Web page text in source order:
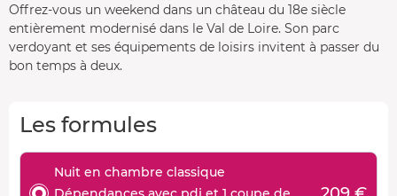
Offrez-vous un weekend dans un château du 18e siècle
entièrement modernisé dans le Val de Loire. Son parc
verdoyant et ses équipements de loisirs invitent à passer du
bon temps à deux.
Les formules
Nuit en chambre classique